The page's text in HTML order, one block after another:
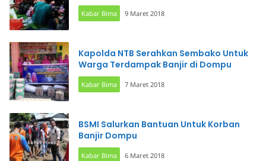
Kabar Bima 9 Maret 2018
Kapolda NTB Serahkan Sembako Untuk
Warga Terdampak Banjir di Dompu
Kabar Bima 7 Maret 2018
BSMI Salurkan Bantuan Untuk Korban
Banjir Dompu
Kabar Bima 6 Maret 2018